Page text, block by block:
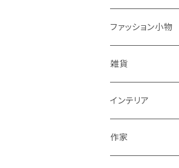
ワンピース
トップス
パンツ
スカート
ファッション小物
バッグ
ポーチ
シューズ
雑貨
バスケット
リュック
グラス
インテリア
カゴ
作家